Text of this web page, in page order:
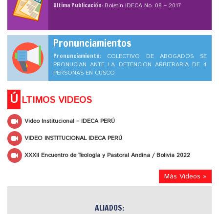
Ultima Publicación:Boletín IDECA No. 08 – 2017
Pronunciamientos
Pronunciamiento: COLECTIVO DE ABOGADOS SE
PRONUCIAN ANTE LA DETENCION ARBITRARIA DE 4
PERSONAS EN CUSCO
Ú LTIMOS VIDEOS
Video Institucional – IDECA PERÚ
VIDEO INSTITUCIONAL IDECA PERÚ
XXXII Encuentro de Teología y Pastoral Andina / Bolivia 2022
Más Videos »
ALIADOS: